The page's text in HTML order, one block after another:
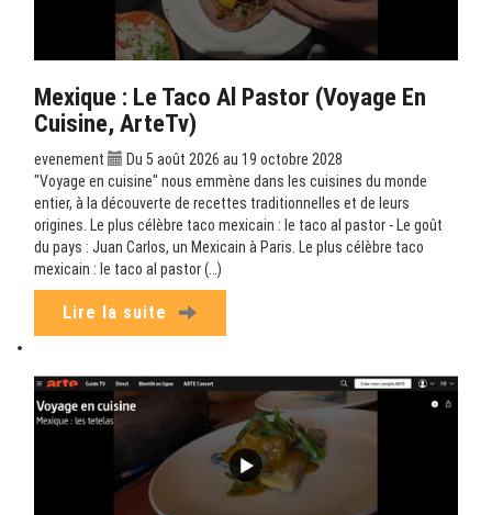
Mexique : Le Taco Al Pastor (Voyage En
Cuisine, ArteTv)
evenement
Du 5 août 2026 au 19 octobre 2028
"Voyage en cuisine" nous emmène dans les cuisines du monde
entier, à la découverte de recettes traditionnelles et de leurs
origines. Le plus célèbre taco mexicain : le taco al pastor - Le goût
du pays : Juan Carlos, un Mexicain à Paris. Le plus célèbre taco
mexicain : le taco al pastor (…)
Lire la suite